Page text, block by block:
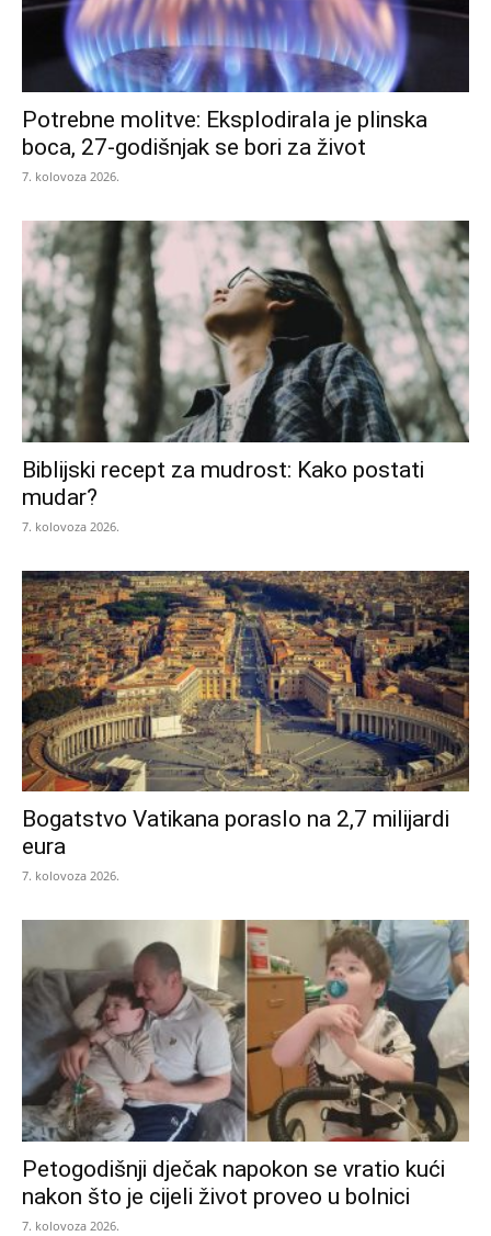
Potrebne molitve: Eksplodirala je plinska
boca, 27-godišnjak se bori za život
7. kolovoza 2026.
Biblijski recept za mudrost: Kako postati
mudar?
7. kolovoza 2026.
Bogatstvo Vatikana poraslo na 2,7 milijardi
eura
7. kolovoza 2026.
Petogodišnji dječak napokon se vratio kući
nakon što je cijeli život proveo u bolnici
7. kolovoza 2026.